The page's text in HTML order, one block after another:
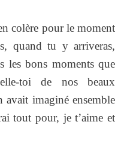
colère pour le moment
quand tu y arriveras,
les bons moments que
toi de nos beaux
imaginé ensemble
tout pour, je t’aime et